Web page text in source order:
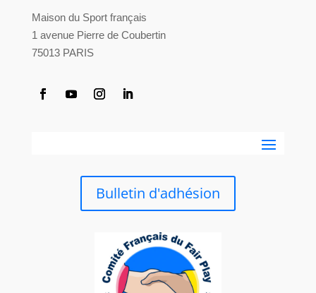
Maison du Sport français
1 avenue Pierre de Coubertin
75013 PARIS
Bulletin d'adhésion